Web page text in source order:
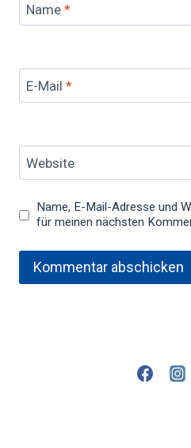
Name *
E-Mail *
Website
Name, E-Mail-Adresse und
für meinen nächsten